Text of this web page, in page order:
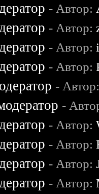
- Автор:
- Автор:
- Автор:
- Автор:
-
-
- Автор:
- Автор:
- Автор:
- Автор: